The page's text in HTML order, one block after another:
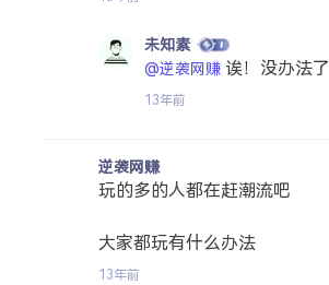
未知素
@逆袭网赚 诶！没办法了
13年前
逆袭网赚
玩的多的人都在赶潮流吧
大家都玩有什么办法
13年前